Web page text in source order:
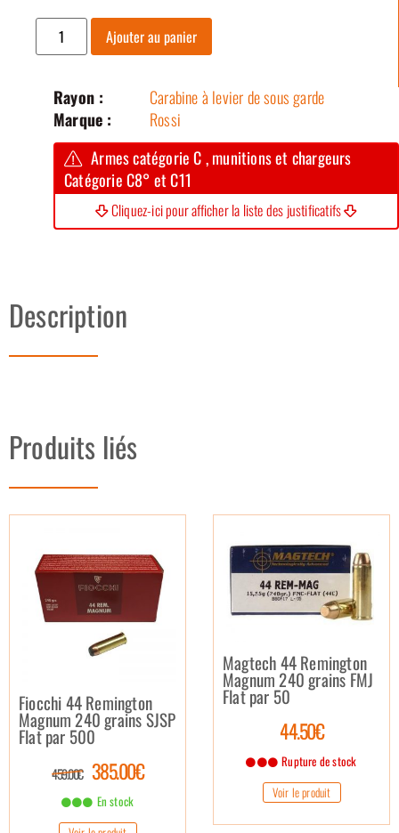
Ajouter au panier
Rayon :
Carabine à levier de sous garde
Marque :
Rossi
Armes catégorie C , munitions et chargeurs
Catégorie C8° et C11
Cliquez-ici pour afficher la liste des justificatifs
Description
Produits liés
Fiocchi 44 Remington
Magnum 240 grains SJSP
Flat par 500
459.00€ 385.00€
En stock
Magtech 44 Remington
Magnum 240 grains FMJ
Flat par 50
44.50€
Rupture de stock
Voir le produit